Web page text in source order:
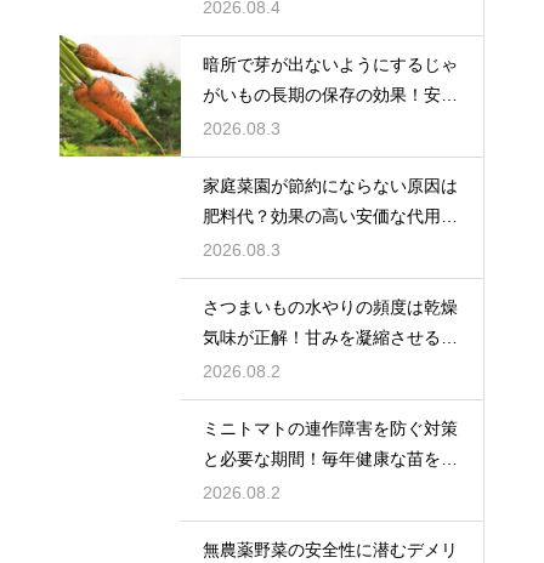
大収穫
2026.08.4
暗所で芽が出ないようにするじゃ
がいもの長期の保存の効果！安全
に食べ切る
2026.08.3
家庭菜園が節約にならない原因は
肥料代？効果の高い安価な代用品
を活用する
2026.08.3
さつまいもの水やりの頻度は乾燥
気味が正解！甘みを凝縮させる管
理法
2026.08.2
ミニトマトの連作障害を防ぐ対策
と必要な期間！毎年健康な苗を育
てる
2026.08.2
無農薬野菜の安全性に潜むデメリ